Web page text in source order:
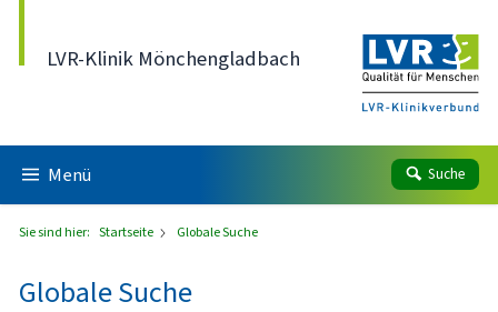
LVR-Klinik Mönchengladbach
Menü Suche
Sie sind hier: Startseite Globale Suche
Globale Suche